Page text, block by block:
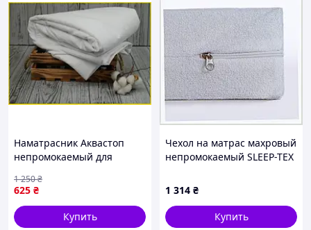
Наматрасник Аквастоп
непромокаемый для
тканевым бортом и
резинкой
625 ₴
1 250₴
Купить
Чехол на матрас махровый
непромокаемый SLEEP-TEX
E7C82E2880
1 314 ₴
Купить